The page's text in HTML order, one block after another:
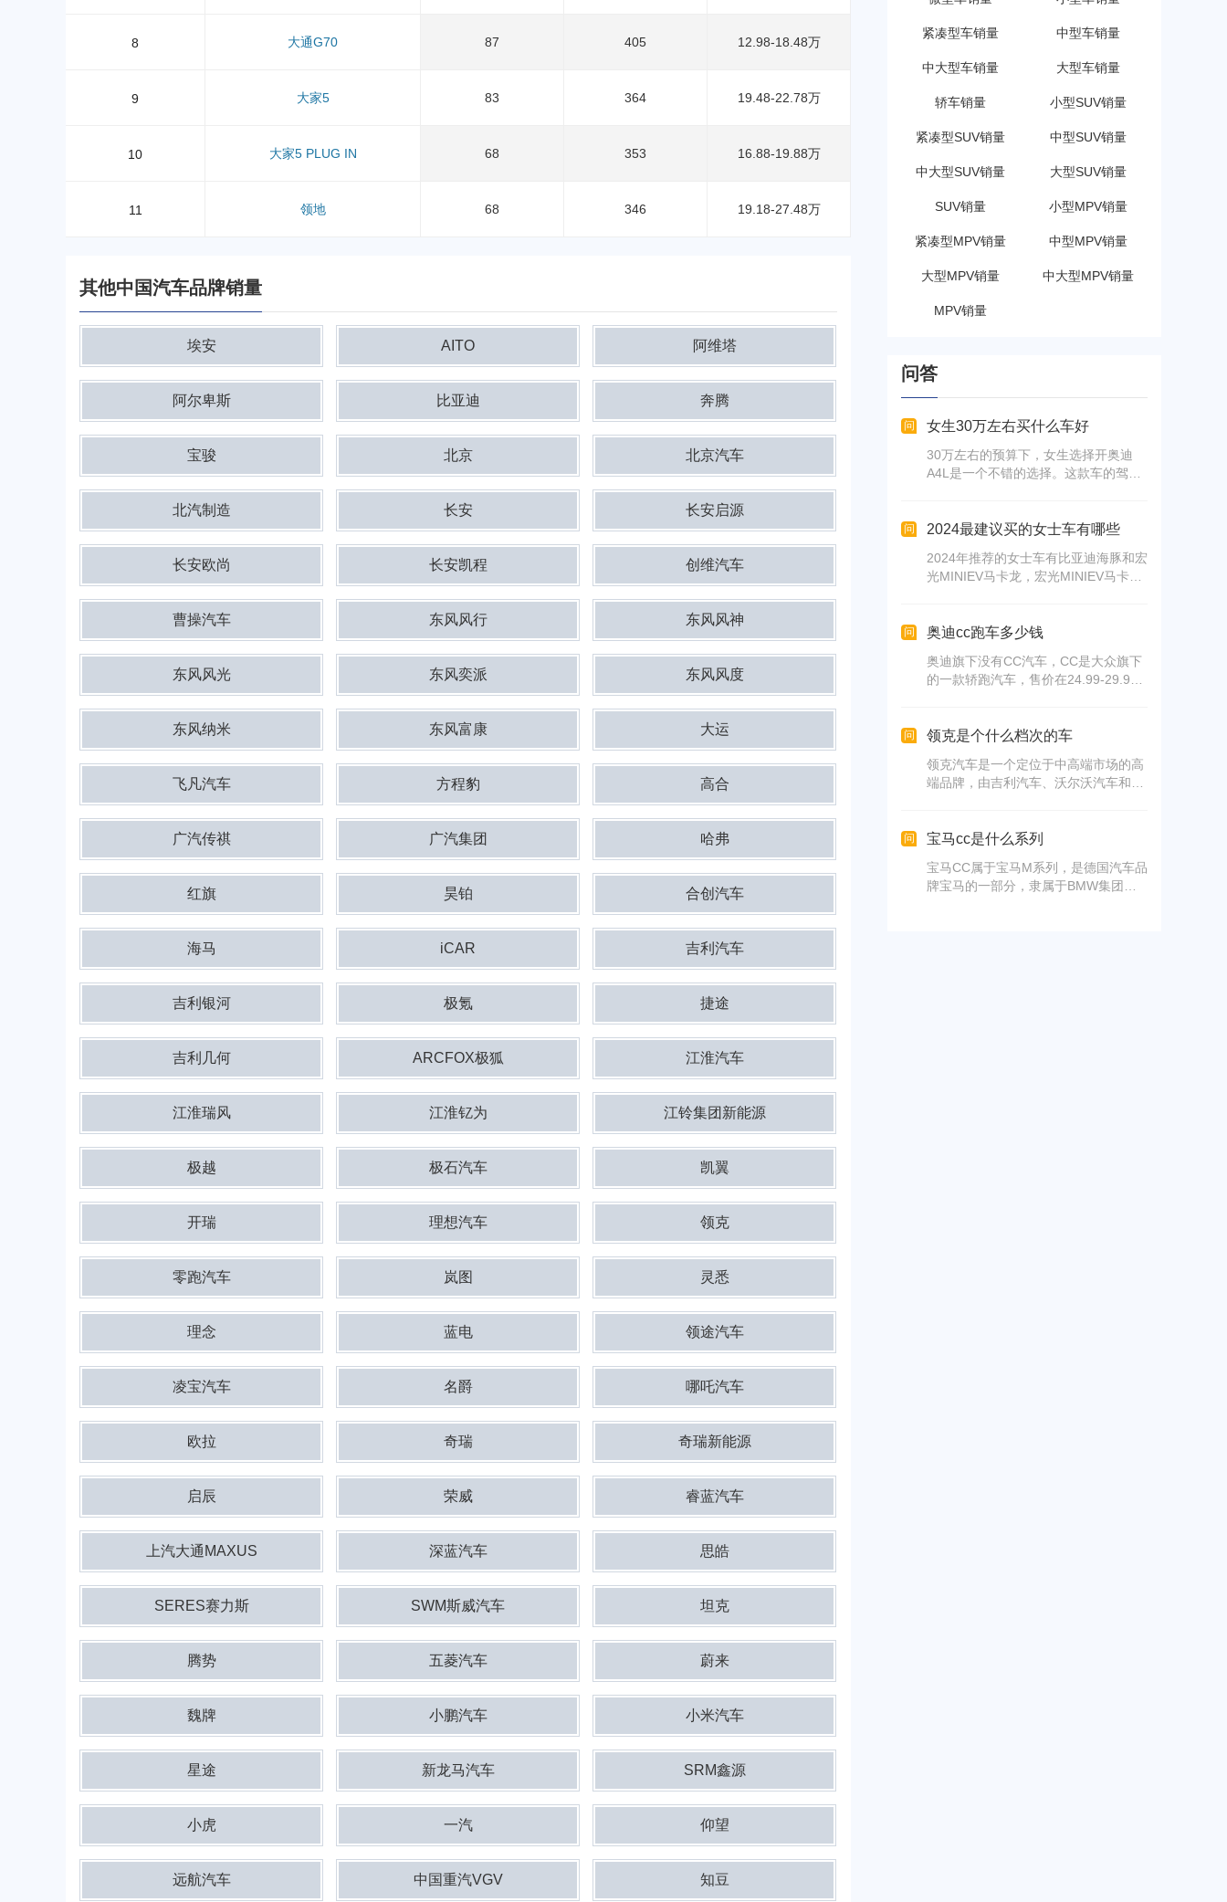
8 大通G70 87 405 12.98-18.48万
9 大家5 83 364 19.48-22.78万
10 大家5 PLUG IN 68 353 16.88-19.88万
11 领地 68 346 19.18-27.48万
其他中国汽车品牌销量
埃安 AITO 阿维塔
阿尔卑斯 比亚迪 奔腾
宝骏 北京 北京汽车
北汽制造 长安 长安启源
长安欧尚 长安凯程 创维汽车
曹操汽车 东风风行 东风风神
东风风光 东风奕派 东风风度
东风纳米 东风富康 大运
飞凡汽车 方程豹 高合
广汽传祺 广汽集团 哈弗
红旗 昊铂 合创汽车
海马 iCAR 吉利汽车
吉利银河 极氪 捷途
吉利几何 ARCFOX极狐 江淮汽车
江淮瑞风 江淮钇为 江铃集团新能源
极越 极石汽车 凯翼
开瑞 理想汽车 领克
零跑汽车 岚图 灵悉
理念 蓝电 领途汽车
凌宝汽车 名爵 哪吒汽车
欧拉 奇瑞 奇瑞新能源
启辰 荣威 睿蓝汽车
上汽大通MAXUS 深蓝汽车 思皓
SERES赛力斯 SWM斯威汽车 坦克
腾势 五菱汽车 蔚来
魏牌 小鹏汽车 小米汽车
星途 新龙马汽车 SRM鑫源
小虎 一汽 仰望
远航汽车 中国重汽VGV 知豆
紧凑型车销量 中型车销量
中大型车销量 大型车销量
轿车销量 小型SUV销量
紧凑型SUV销量 中型SUV销量
中大型SUV销量 大型SUV销量
SUV销量 小型MPV销量
紧凑型MPV销量 中型MPV销量
大型MPV销量 中大型MPV销量
MPV销量
问答
问 女生30万左右买什么车好
30万左右的预算下，女生选择开奥迪
A4L是一个不错的选择。这款车的驾驶
的空间布局满意，前后排都能找到舒适
C级2024款 C 200 L 运动版。虽然是全
系最低配，但2024款的颜值提升明显，
不错的选择，这款车的驾驶体验良好，
操控不错，空间也比较宽敞。
问 2024最建议买的女士车有哪些
2024年推荐的女士车有比亚迪海豚和宏
光MINIEV马卡龙，宏光MINIEV马卡龙
好猫充满少女心和复古元素。
问 奥迪cc跑车多少钱
奥迪旗下没有CC汽车，CC是大众旗下
的一款轿跑汽车，售价在24.99-29.99
问 领克是个什么档次的车
领克汽车是一个定位于中高端市场的高
端品牌，由吉利汽车、沃尔沃汽车和吉
人群的审美和生活态度。领克汽车采用
术和品质上对标豪华品牌，为消费者带
来全新的价值体验。此外，领克汽车集
问 宝马cc是什么系列
宝马CC属于宝马M系列，是德国汽车品
牌宝马的一部分，隶属于BMW集团。